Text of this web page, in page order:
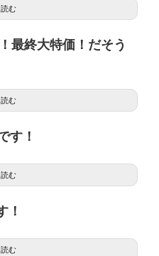
む
最終大特価！だそう
む
す！
む
！
む